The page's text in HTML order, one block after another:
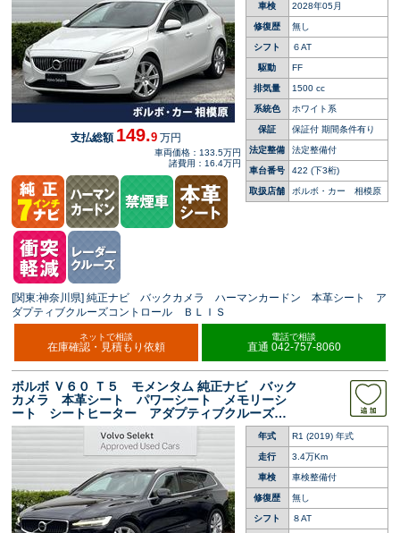
車検 2028年05月
修復歴 無し
シフト ６AT
駆動 FF
排気量 1500 cc
系統色 ホワイト系
保証 保証付 期間条件有り
法定整備 法定整備付
車台番号 422 (下3桁)
取扱店舗 ボルボ・カー 相模原
支払総額149.9 万円
車両価格：133.5万円
諸費用：16.4万円
[関東:神奈川県] 純正ナビ バックカメラ ハーマンカードン 本革シート ア
ダプティブクルーズコントロール ＢＬＩＳ
ネットで相談
在庫確認・見積もり依頼
電話で相談
直通 042-757-8060
ボルボ Ｖ６０ Ｔ５ モメンタム 純正ナビ バック
カメラ 本革シート パワーシート メモリーシ
ート シートヒーター アダプティブクルーズコ
ントロール ＢＬＩＳ パワーテールゲート Ｌ
ＥＤヘッドライト インテリセーフ
年式 R1 (2019) 年式
走行 3.4万Km
車検 車検整備付
修復歴 無し
シフト ８AT